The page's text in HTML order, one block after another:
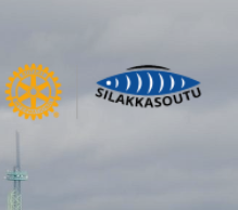
/ Finlandia Hall